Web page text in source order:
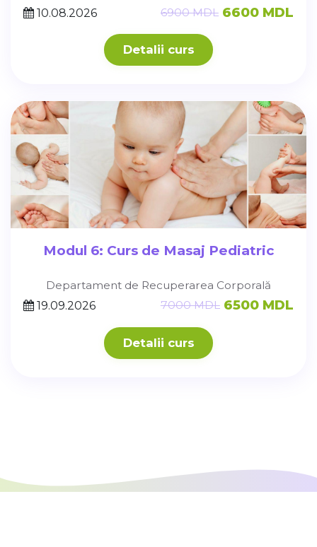
10.08.2026
6900 MDL 6600 MDL
Detalii curs
Modul 6: Curs de Masaj Pediatric
Departament de Recuperarea Corporală
19.09.2026
7000 MDL 6500 MDL
Detalii curs